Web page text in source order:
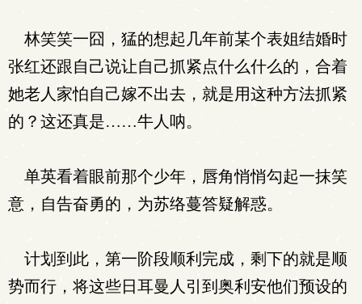
林笑笑一囧，猛的想起几年前某个表姐结婚时
张红还跟自己说让自己抓紧点什么什么的，合着
她老人家怕自己嫁不出去，就是用这种方法抓紧
的？这还真是……牛人呐。
单英看着眼前那个少年，唇角悄悄勾起一抹笑
意，自告奋勇的，为苏络蔓答疑解惑。
计划到此，第一阶段顺利完成，剩下的就是顺
势而行，将这些日耳曼人引到奥利安他们预设的